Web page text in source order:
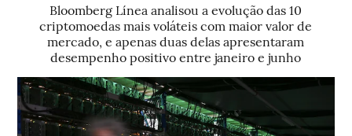
Bloomberg Línea analisou a evolução das 10
criptomoedas mais voláteis com maior valor de
mercado, e apenas duas delas apresentaram
desempenho positivo entre janeiro e junho